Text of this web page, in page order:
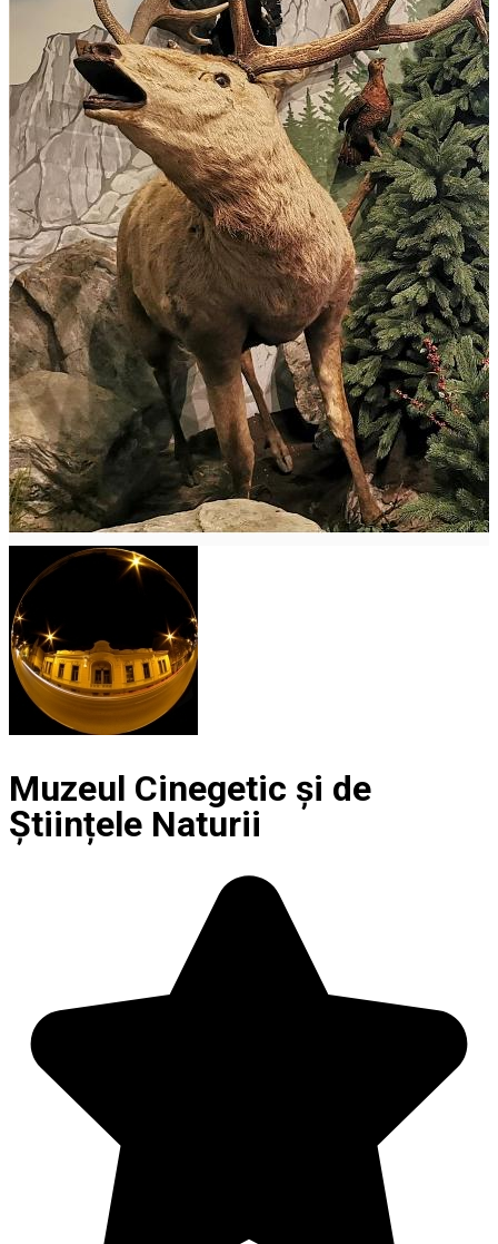
Muzeul Cinegetic și de
Științele Naturii